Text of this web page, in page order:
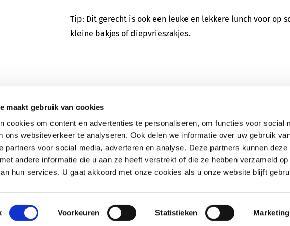
maakt gebruik van cookies
cookies om content en advertenties te personaliseren, om functies voor social
ons websiteverkeer te analyseren. Ook delen we informatie over uw gebruik
partners voor social media, adverteren en analyse. Deze partners kunnen deze
andere informatie die u aan ze heeft verstrekt of die ze hebben verzameld
hun services. U gaat akkoord met onze cookies als u onze website blijft
Voorkeuren Statistieken Marketing
Tip: Dit gerecht is ook een leuke en lekkere lunch voor op
kleine bakjes of diepvrieszakjes.
Copyright 2012 - 2021 | MIGO® is a registered trademark ofEFC CV| All Rights Reserved |